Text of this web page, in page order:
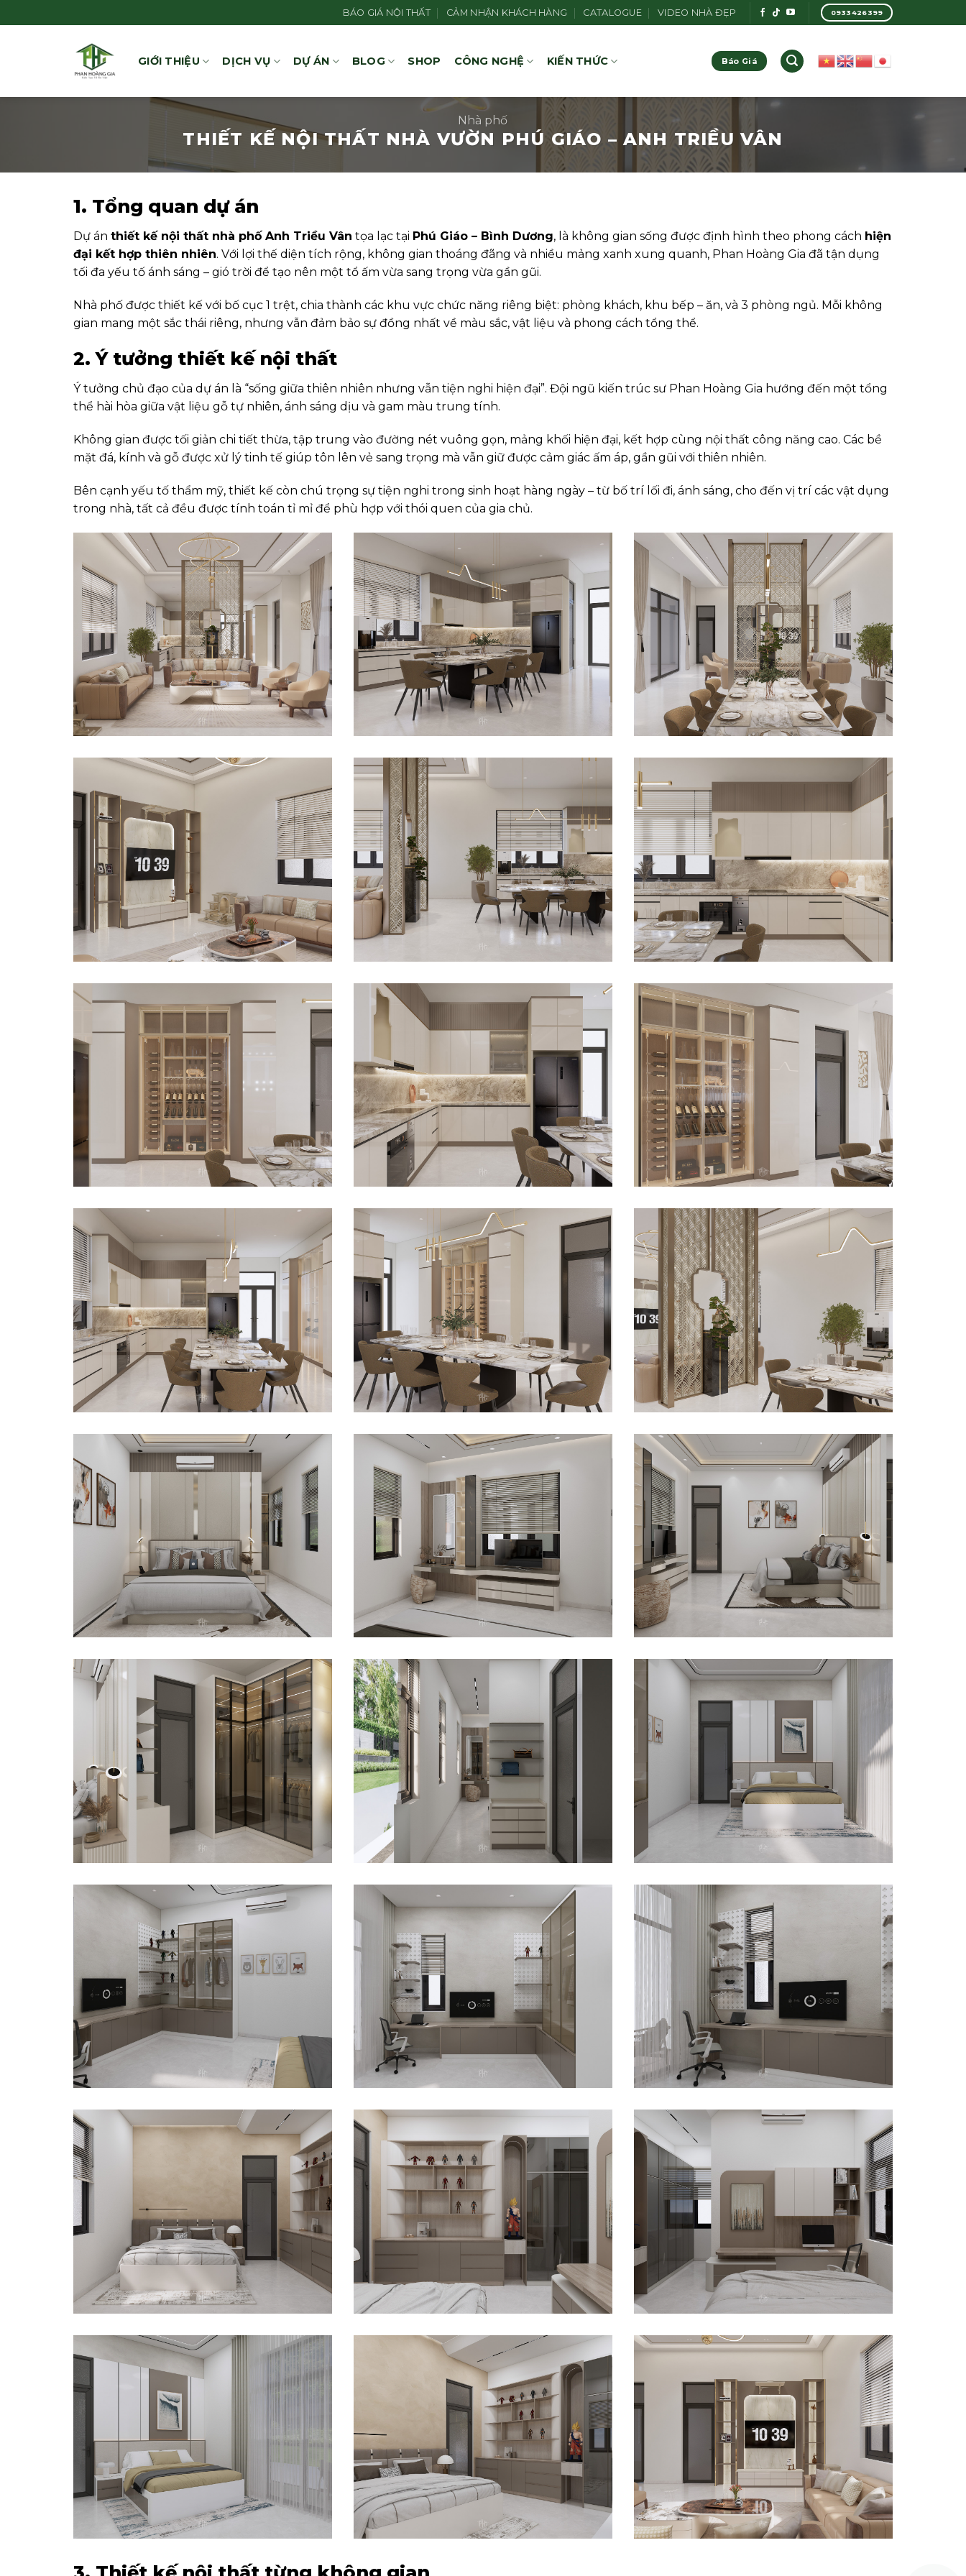
qua
BÁO GIÁ NỘI THẤT CẢM NHẬN KHÁCH HÀNG CATALOGUE VIDEO NHÀ ĐẸP 0933426399
GIỚI THIỆU DỊCH VỤ DỰ ÁN BLOG SHOP CÔNG NGHỆ KIẾN THỨC Báo Giá
Nhà phố
THIẾT KẾ NỘI THẤT NHÀ VƯỜN PHÚ GIÁO – ANH TRIỀU VÂN
1. Tổng quan dự án
Dự án thiết kế nội thất nhà phố Anh Triều Vân tọa lạc tại Phú Giáo – Bình Dương, là không gian sống được định hình theo phong cách hiện
đại kết hợp thiên nhiên. Với lợi thế diện tích rộng, không gian thoáng đãng và nhiều mảng xanh xung quanh, Phan Hoàng Gia đã tận dụng
tối đa yếu tố ánh sáng – gió trời để tạo nên một tổ ấm vừa sang trọng vừa gần gũi.
Nhà phố được thiết kế với bố cục 1 trệt, chia thành các khu vực chức năng riêng biệt: phòng khách, khu bếp – ăn, và 3 phòng ngủ. Mỗi không
gian mang một sắc thái riêng, nhưng vẫn đảm bảo sự đồng nhất về màu sắc, vật liệu và phong cách tổng thể.
2. Ý tưởng thiết kế nội thất
Ý tưởng chủ đạo của dự án là “sống giữa thiên nhiên nhưng vẫn tiện nghi hiện đại”. Đội ngũ kiến trúc sư Phan Hoàng Gia hướng đến một tổng
thể hài hòa giữa vật liệu gỗ tự nhiên, ánh sáng dịu và gam màu trung tính.
Không gian được tối giản chi tiết thừa, tập trung vào đường nét vuông gọn, mảng khối hiện đại, kết hợp cùng nội thất công năng cao. Các bề
mặt đá, kính và gỗ được xử lý tinh tế giúp tôn lên vẻ sang trọng mà vẫn giữ được cảm giác ấm áp, gần gũi với thiên nhiên.
Bên cạnh yếu tố thẩm mỹ, thiết kế còn chú trọng sự tiện nghi trong sinh hoạt hàng ngày – từ bố trí lối đi, ánh sáng, cho đến vị trí các vật dụng
trong nhà, tất cả đều được tính toán tỉ mỉ để phù hợp với thói quen của gia chủ.